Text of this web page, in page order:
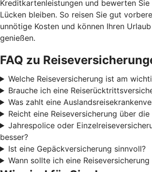
Kreditkartenleistungen und bewerten Sie
Lücken bleiben. So reisen Sie gut
unnötige Kosten und können Ihren
genießen.
FAQ zu
Welche Reiseversicherung ist am
Brauche ich eine
Was zahlt eine
Reicht eine Reiseversicherung über
Jahrespolice oder
besser?
Ist eine Gepäckversicherung sinnvoll?
Wann sollte ich eine